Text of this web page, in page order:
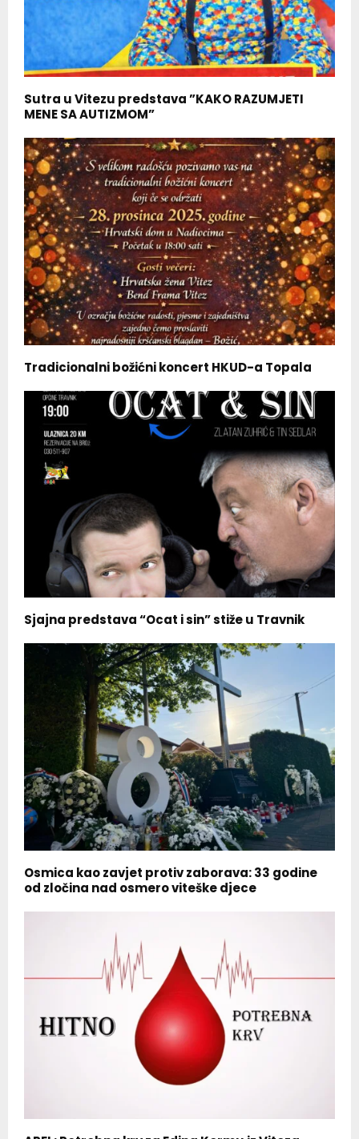
Sutra u Vitezu predstava ”KAKO RAZUMJETI
MENE SA AUTIZMOM”
Tradicionalni božićni koncert HKUD-a Topala
Sjajna predstava “Ocat i sin” stiže u Travnik
Osmica kao zavjet protiv zaborava: 33 godine
od zločina nad osmero viteške djece